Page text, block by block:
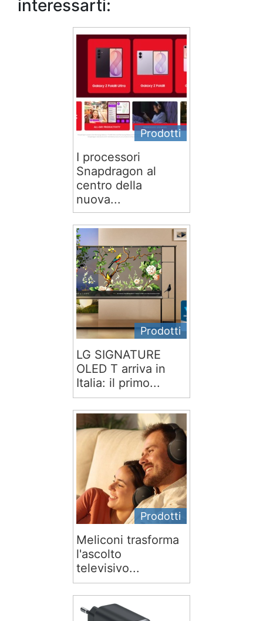
interessarti:
Prodotti
I processori
Snapdragon al
centro della
nuova...
Prodotti
LG SIGNATURE
OLED T arriva in
Italia: il primo...
Prodotti
Meliconi trasforma
l'ascolto
televisivo...